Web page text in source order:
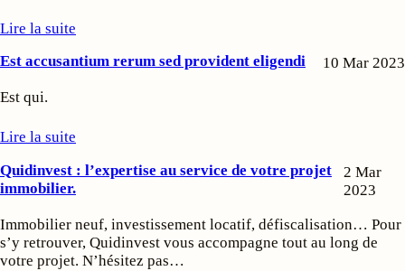
Lire la suite
Est accusantium rerum sed provident eligendi
10 Mar 2023
Est qui.
Lire la suite
Quidinvest : l’expertise au service de votre projet
immobilier.
2 Mar
2023
Immobilier neuf, investissement locatif, défiscalisation… Pour
s’y retrouver, Quidinvest vous accompagne tout au long de
votre projet. N’hésitez pas…